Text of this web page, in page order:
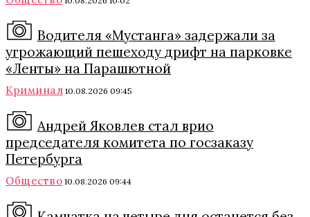
Водителя «Мустанга» задержали за
угрожающий пешеходу дрифт на парковке
«Ленты» на Парашютной
Криминал 10.08.2026 09:45
Андрей Яковлев стал врио
председателя комитета по госзаказу
Петербурга
Общество 10.08.2026 09:44